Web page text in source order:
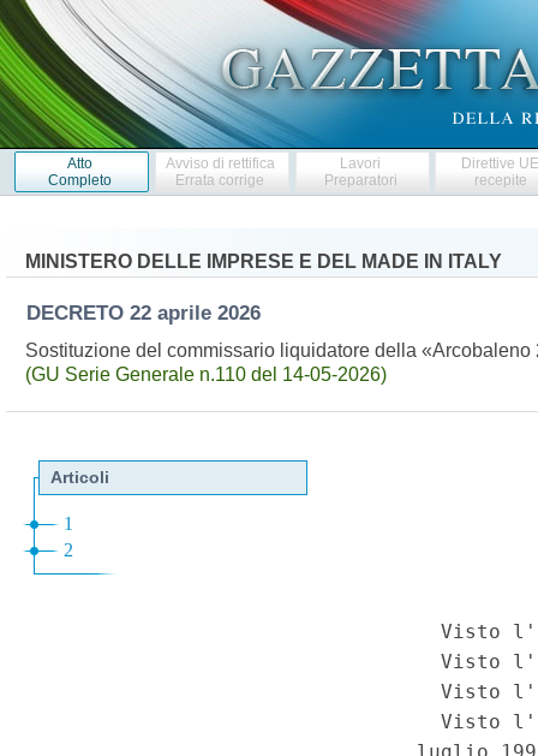
Atto
Completo
Avviso di rettifica
Errata corrige
Lavori
Preparatori
Direttive
recepite
MINISTERO DELLE IMPRESE E DEL MADE IN ITALY
DECRETO 22 aprile 2026
Sostituzione del commissario liquidatore della
(GU Serie Generale n.110 del 14-05-2026)